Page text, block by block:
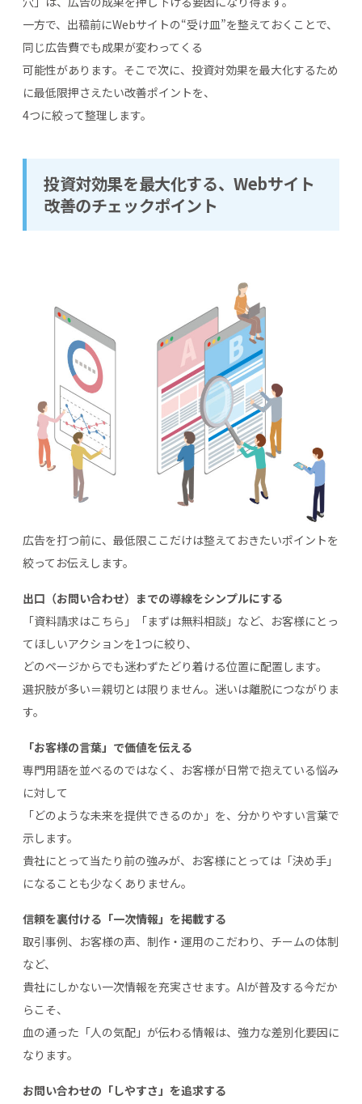
一方で、出稿前にWebサイトの“受け皿”を整えておくことで、
同じ広告費でも成果が変わってくる
可能性があります。そこで次に、投資対効果を最大化するため
に最低限押さえたい改善ポイントを、
4つに絞って整理します。
投資対効果を最大化する、Webサイト
改善のチェックポイント
広告を打つ前に、最低限ここだけは整えておきたいポイントを
絞ってお伝えします。
出口（お問い合わせ）までの導線をシンプルにする
「資料請求はこちら」「まずは無料相談」など、お客様にとっ
てほしいアクションを1つに絞り、
どのページからでも迷わずたどり着ける位置に配置します。
選択肢が多い＝親切とは限りません。迷いは離脱につながりま
す。
「お客様の言葉」で価値を伝える
専門用語を並べるのではなく、お客様が日常で抱えている悩み
に対して
「どのような未来を提供できるのか」を、分かりやすい言葉で
示します。
貴社にとって当たり前の強みが、お客様にとっては「決め手」
になることも少なくありません。
信頼を裏付ける「一次情報」を掲載する
取引事例、お客様の声、制作・運用のこだわり、チームの体制
など、
貴社にしかない一次情報を充実させます。AIが普及する今だか
らこそ、
血の通った「人の気配」が伝わる情報は、強力な差別化要因に
なります。
お問い合わせの「しやすさ」を追求する